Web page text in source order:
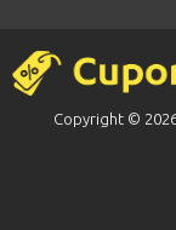
Copyright ©